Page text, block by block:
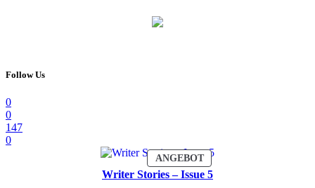
Follow Us
0
0
147
0
ANGEBOTPRODUKT
IM
ANGEBOT
Writer Stories – Issue 5